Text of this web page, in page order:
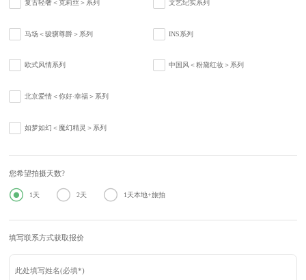
复古轻奢＜克莉丝＞系列 文艺纪实系列
马场＜骏骥尊爵＞系列 INS系列
欧式风情系列 中国风＜粉黛红妆＞系列
北京爱情＜你好·幸福＞系列
如梦如幻＜魔幻精灵＞系列
您希望拍摄天数?
 1天  2天  1天本地+旅拍
填写联系方式获取报价